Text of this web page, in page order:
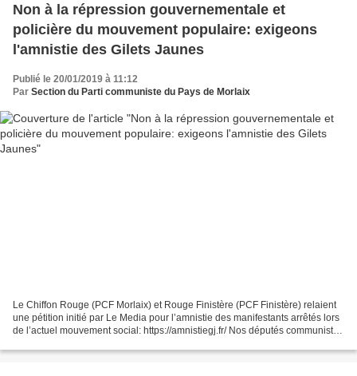
Non à la répression gouvernementale et
policière du mouvement populaire: exigeons
l'amnistie des Gilets Jaunes
Publié le 20/01/2019 à 11:12
Par Section du Parti communiste du Pays de Morlaix
Le Chiffon Rouge (PCF Morlaix) et Rouge Finistère (PCF Finistère) relaient
une pétition initié par Le Media pour l’amnistie des manifestants arrêtés lors
de l’actuel mouvement social: https://amnistiegj.fr/ Nos députés communistes